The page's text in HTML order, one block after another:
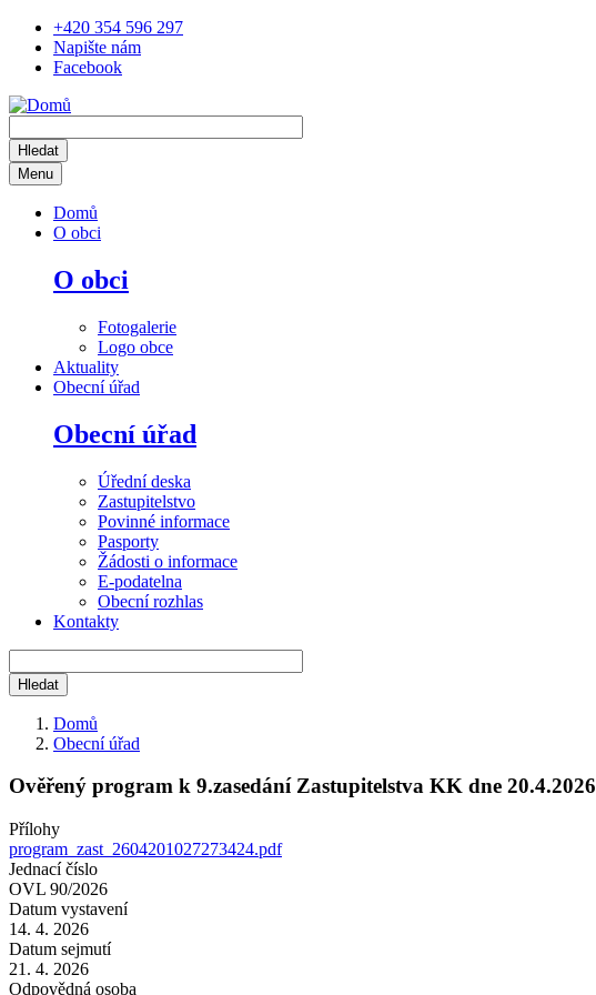
Přejít
hlavnímu
+420 354 596 297
Napište nám
Facebook
navigation
Menu
Domů
O obci
O obci
Fotogalerie
Logo obce
Aktuality
Obecní úřad
Obecní úřad
Úřední deska
Zastupitelstvo
Povinné informace
Pasporty
Žádosti o informace
E-podatelna
Obecní rozhlas
Kontakty
Drobečková
navigace
Domů
Obecní úřad
Ověřený program k 9.zasedání Zastupitelstva KK dne 20.4.2026
Přílohy
program_zast_2604201027273424.pdf
Jednací číslo
OVL 90/2026
Datum vystavení
14. 4. 2026
Datum sejmutí
21. 4. 2026
Odpovědná osoba